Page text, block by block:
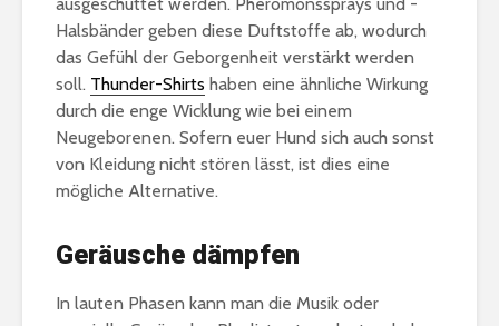
ausgeschüttet werden. Pheromonssprays und -
Halsbänder geben diese Duftstoffe ab, wodurch
das Gefühl der Geborgenheit verstärkt werden
soll. Thunder-Shirts haben eine ähnliche Wirkung
durch die enge Wicklung wie bei einem
Neugeborenen. Sofern euer Hund sich auch sonst
von Kleidung nicht stören lässt, ist dies eine
mögliche Alternative.
Geräusche dämpfen
In lauten Phasen kann man die Musik oder